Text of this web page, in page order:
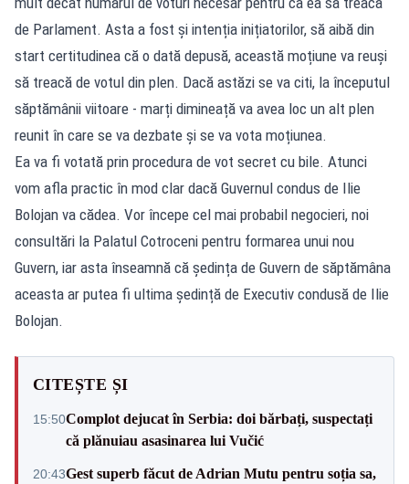
de Parlament. Asta a fost și intenția inițiatorilor, să aibă din
start certitudinea că o dată depusă, această moțiune va reuși
să treacă de votul din plen. Dacă astăzi se va citi, la începutul
săptămânii viitoare - marți dimineață va avea loc un alt plen
reunit în care se va dezbate și se va vota moțiunea.
Ea va fi votată prin procedura de vot secret cu bile. Atunci
vom afla practic în mod clar dacă Guvernul condus de Ilie
Bolojan va cădea. Vor începe cel mai probabil negocieri, noi
consultări la Palatul Cotroceni pentru formarea unui nou
Guvern, iar asta înseamnă că ședința de Guvern de săptămâna
aceasta ar putea fi ultima ședință de Executiv condusă de Ilie
Bolojan.
CITEȘTE ȘI
15:50Complot dejucat în Serbia: doi bărbați, suspectați
că plănuiau asasinarea lui Vučić
20:43Gest superb făcut de Adrian Mutu pentru soția sa,